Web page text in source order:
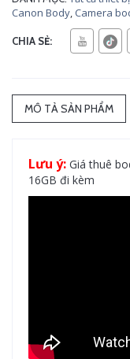
Canon Body Camera
CHIA SẺ:
MÔ TẢ SẢN PHẨM
Lưu ý: Giá thuê
16GB đi kèm